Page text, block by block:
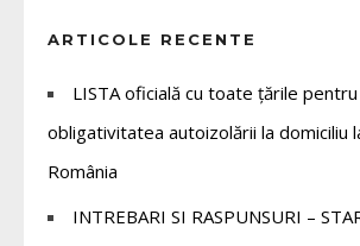
ARTICOLE RECENTE
LISTA oficială cu toate țările
obligativitatea autoizolării la domiciliu
România
INTREBARI SI RASPUNSURI –